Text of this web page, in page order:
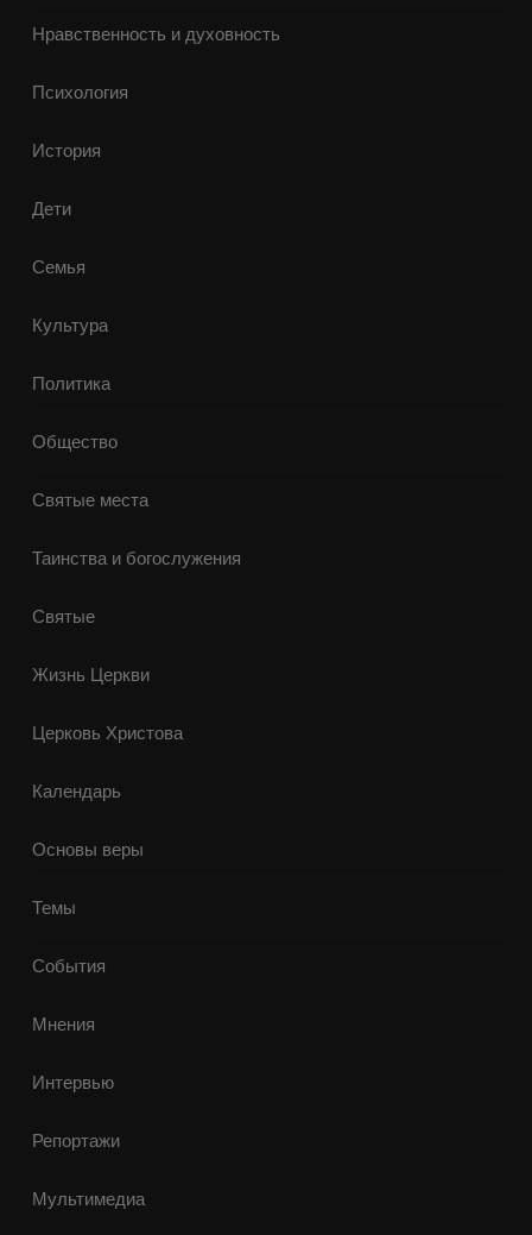
Нравственность и духовность
Психология
История
Дети
Семья
Культура
Политика
Общество
Святые места
Таинства и богослужения
Святые
Жизнь Церкви
Церковь Христова
Календарь
Основы веры
Темы
События
Мнения
Интервью
Репортажи
Мультимедиа